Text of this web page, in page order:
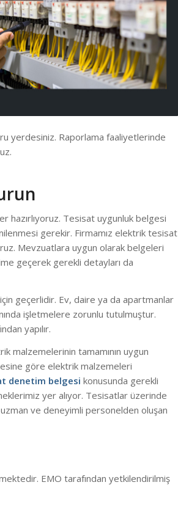
yerdesiniz. Raporlama faaliyetlerinde
hazırlıyoruz. Tesisat uygunluk belgesi
gerekir. Firmamız elektrik tesisat
Mevzuatlara uygun olarak belgeleri
geçerek gerekli detayları da
geçerlidir. Ev, daire ya da apartmanlar
işletmelere zorunlu tutulmuştur.
yapılır.
malzemelerinin tamamının uygun
göre elektrik malzemeleri
denetim belgesi konusunda gerekli
yer alıyor. Tesisatlar üzerinde
uzman ve deneyimli personelden oluşan
EMO tarafından yetkilendirilmiş